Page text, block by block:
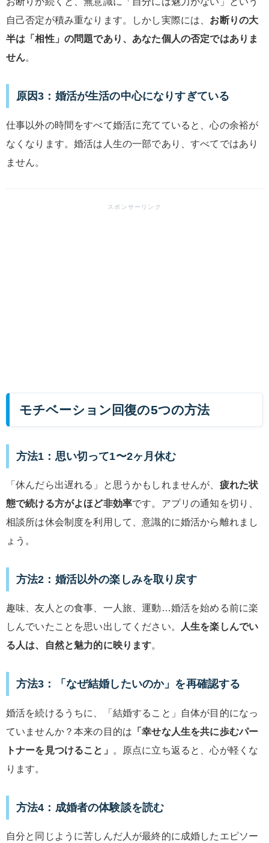
自己否定が積み重なります。しかし実際には、 お断りの大
半は「相性」の問題であり、あなた個人の否定ではありま
せん。
原因3：婚活が生活の中心になりすぎている
仕事以外の時間をすべて婚活に充てていると、心の余裕が
なくなります。婚活は人生の一部であり、すべてではあり
ません。
モチベーション回復の5つの方法
方法1：思い切って1〜2ヶ月休む
「休んだら出遅れる」と思うかもしれませんが、 疲れた状
態で続ける方がよほど非効率です。アプリの通知を切り、
相談所は休会制度を利用して、意識的に婚活から離れまし
ょう。
方法2：婚活以外の楽しみを取り戻す
趣味、友人との食事、一人旅、運動…婚活を始める前に楽
しんでいたことを思い出してください。
人生を楽しんでい
る人は、自然と魅力的に映ります。
方法3：「なぜ結婚したいのか」を再確認する
婚活を続けるうちに、「結婚すること」自体が目的になっ
ていませんか？本来の目的は 「幸せな人生を共に歩むパー
トナーを見つけること」
。原点に立ち返ると、心が軽くな
ります。
方法4：成婚者の体験談を読む
自分と同じように苦しんだ人が最終的に成婚したエピソー